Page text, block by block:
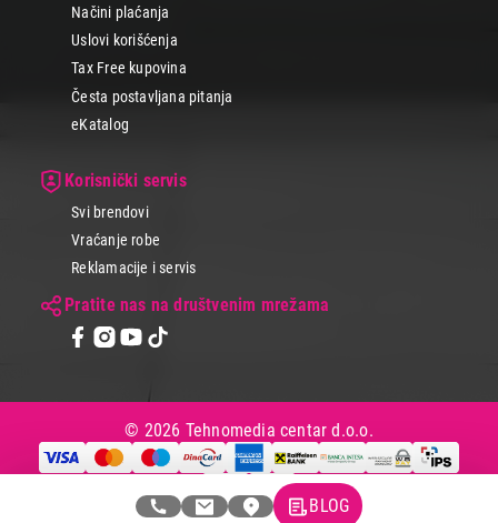
Načini plaćanja
Uslovi korišćenja
Tax Free kupovina
Česta postavljana pitanja
eKatalog
Korisnički servis
Svi brendovi
Vraćanje robe
Reklamacije i servis
Pratite nas na društvenim mrežama
© 2026 Tehnomedia centar d.o.o.
BLOG